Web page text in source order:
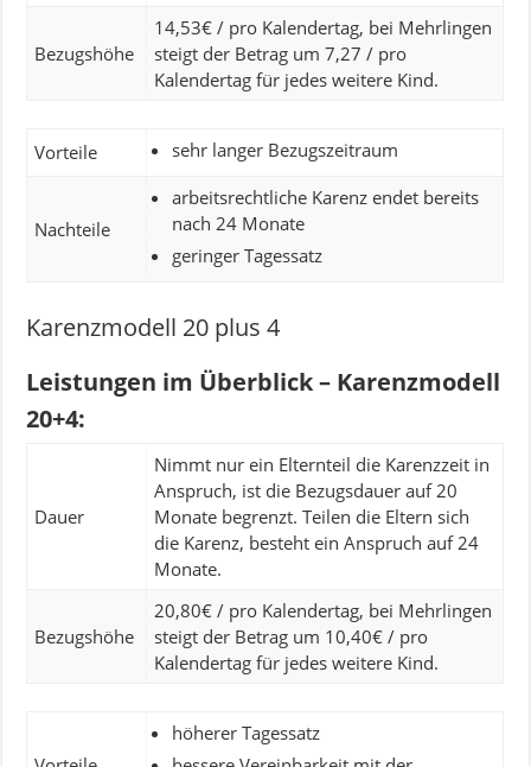
Bezugshöhe
14,53€ / pro Kalendertag, bei Mehrlingen
steigt der Betrag um 7,27 / pro
Kalendertag für jedes weitere Kind.
Vorteile sehr langer Bezugszeitraum
Nachteile
arbeitsrechtliche Karenz endet bereits
nach 24 Monate
geringer Tagessatz
Karenzmodell 20 plus 4
Leistungen im Überblick – Karenzmodell
20+4:
Dauer
Nimmt nur ein Elternteil die Karenzzeit in
Anspruch, ist die Bezugsdauer auf 20
Monate begrenzt. Teilen die Eltern sich
die Karenz, besteht ein Anspruch auf 24
Monate.
Bezugshöhe
20,80€ / pro Kalendertag, bei Mehrlingen
steigt der Betrag um 10,40€ / pro
Kalendertag für jedes weitere Kind.
höherer Tagessatz